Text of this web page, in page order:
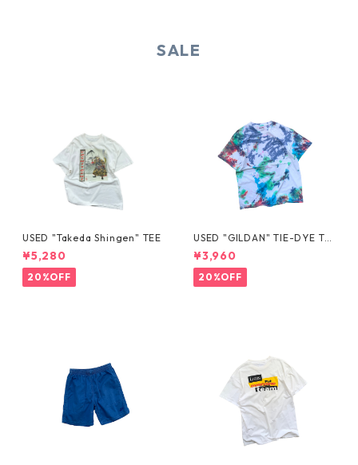
SALE
USED "Takeda Shingen" TEE
¥5,280
20%OFF
USED "GILDAN" TIE-DYE TE
E
¥3,960
20%OFF